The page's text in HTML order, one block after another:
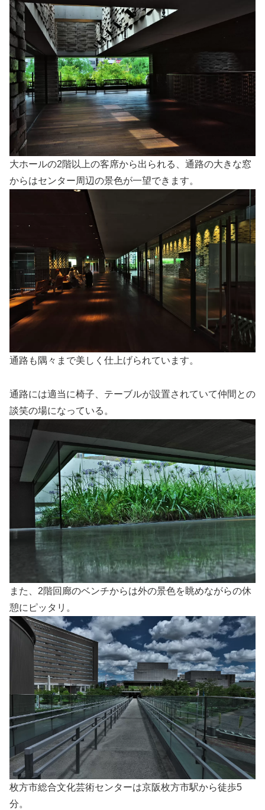
大ホールの2階以上の客席から出られる、通路の大きな窓
からはセンター周辺の景色が一望できます。
通路も隅々まで美しく仕上げられています。
通路には適当に椅子、テーブルが設置されていて仲間との
談笑の場になっている。
また、2階回廊のベンチからは外の景色を眺めながらの休
憩にピッタリ。
枚方市総合文化芸術センターは京阪枚方市駅から徒歩5
分。